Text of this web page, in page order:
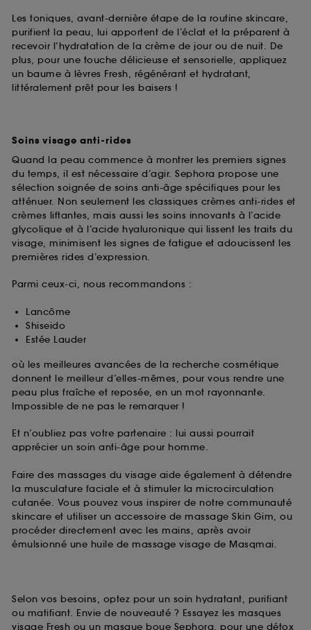
Les toniques, avant-dernière étape de la routine skincare,
purifient la peau, lui apportent de l’éclat et la préparent à
recevoir l’hydratation de la crème de jour ou de nuit. De
plus, pour une touche délicieuse et sensorielle, appliquez
un baume à lèvres Fresh, régénérant et hydratant,
littéralement prêt pour les baisers !
Soins visage anti-rides
Quand la peau commence à montrer les premiers signes
du temps, il est nécessaire d’agir. Sephora propose une
sélection soignée de soins anti-âge spécifiques pour les
atténuer. Non seulement les classiques crèmes anti-rides et
crèmes liftantes, mais aussi les soins innovants à l’acide
glycolique et à l’acide hyaluronique qui lissent les traits du
visage, minimisent les signes de fatigue et adoucissent les
premières rides d’expression.
Parmi ceux-ci, nous recommandons :
Lancôme
Shiseido
Estée Lauder
où les meilleures avancées de la recherche cosmétique
donnent le meilleur d’elles-mêmes, pour vous rendre une
peau plus fraîche et reposée, en un mot rayonnante.
Impossible de ne pas le remarquer !
Et n’oubliez pas votre partenaire : lui aussi pourrait
apprécier un soin anti-âge pour homme.
Faire des massages du visage aide également à détendre
la musculature faciale et à stimuler la microcirculation
cutanée. Vous pouvez vous inspirer de notre communauté
skincare et utiliser un accessoire de massage Skin Gim, ou
procéder directement avec les mains, après avoir
émulsionné une huile de massage visage de Masqmai.
Selon vos besoins, optez pour un soin hydratant, purifiant
ou matifiant. Envie de nouveauté ? Essayez les masques
visage Fresh ou un masque boue Sephora, pour une détox